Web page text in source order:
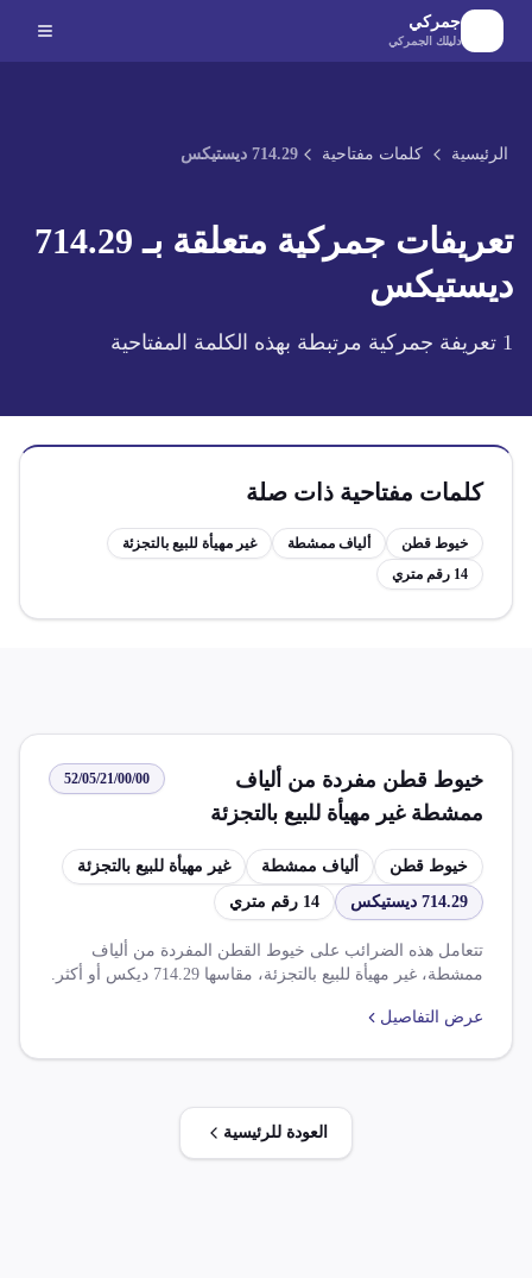
الانتقال إلى المحتوى الرئيسي
جمركي
دليلك الجمركي
الرئيسية كلمات مفتاحية 714.29 ديستيكس
تعريفات جمركية متعلقة بـ 714.29
ديستيكس
1 تعريفة جمركية مرتبطة بهذه الكلمة المفتاحية
كلمات مفتاحية ذات صلة
خيوط قطن ألياف ممشطة
غير مهيأة للبيع بالتجزئة
14 رقم متري
خيوط قطن مفردة من ألياف
ممشطة غير مهيأة للبيع بالتجزئة
مقاسها 714.29 ديستيكس أو أكثر لا
يزيد عن 14 رقم متري
52/05/21/00/00
خيوط قطن ألياف ممشطة
غير مهيأة للبيع بالتجزئة
714.29 ديستيكس
14 رقم متري
تتعامل هذه الضرائب على خيوط القطن المفردة من ألياف
ممشطة، غير مهيأة للبيع بالتجزئة، مقاسها 714.29 ديكس أو أكثر.
بنسبة 100%.
عرض التفاصيل
العودة للرئيسية